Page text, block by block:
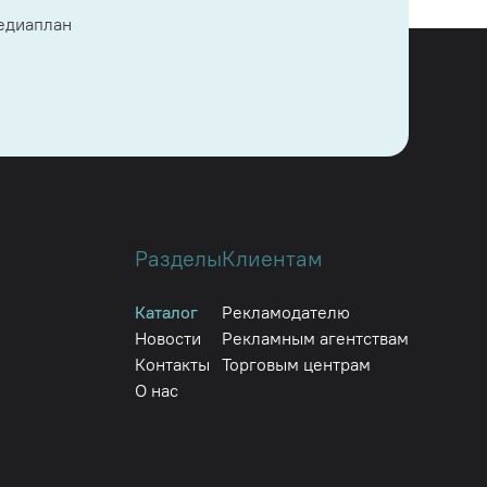
Разделы
Каталог
Новости
Контакты
О нас
Клиентам
Рекламодателю
Рекламным агентствам
Торговым центрам